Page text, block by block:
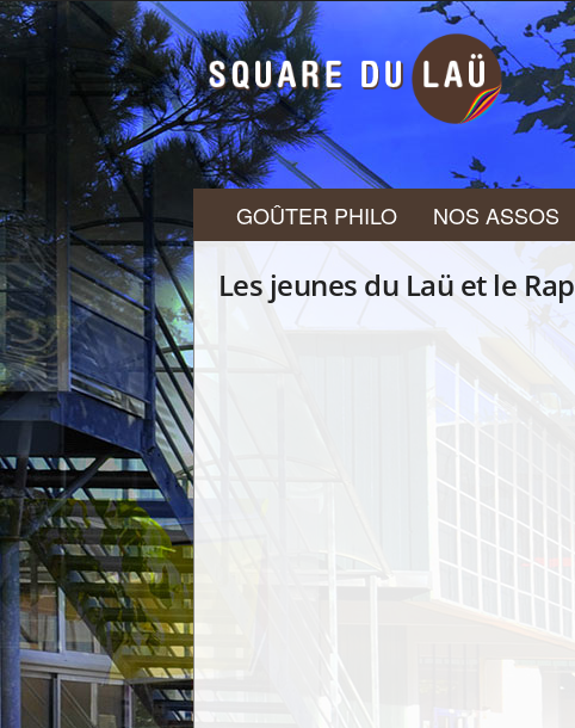
Q
U
A
R
E
D
L
A
Ü
GOÛTER PHILO NOS ASSOS
Les jeunes du Laü et le Rap